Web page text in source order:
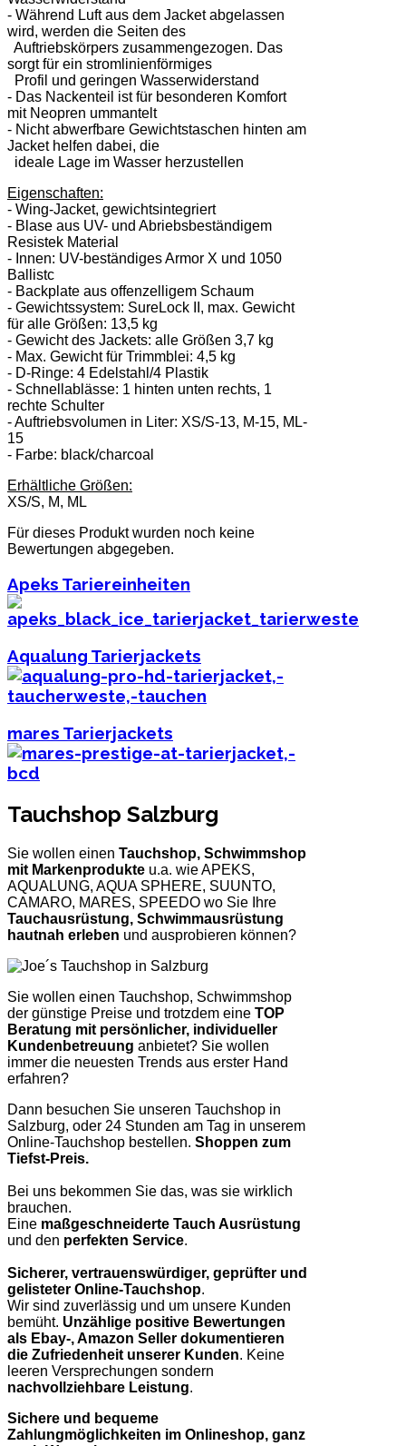
- Während Luft aus dem Jacket abgelassen
wird, werden die Seiten des
Auftriebskörpers zusammengezogen. Das
sorgt für ein stromlinienförmiges
Profil und geringen Wasserwiderstand
- Das Nackenteil ist für besonderen Komfort
mit Neopren ummantelt
- Nicht abwerfbare Gewichtstaschen hinten am
Jacket helfen dabei, die
ideale Lage im Wasser herzustellen
Eigenschaften:
- Wing-Jacket, gewichtsintegriert
- Blase aus UV- und Abriebsbeständigem
Resistek Material
- Innen: UV-beständiges Armor X und 1050
Ballistc
- Backplate aus offenzelligem Schaum
- Gewichtssystem: SureLock II, max. Gewicht
für alle Größen: 13,5 kg
- Gewicht des Jackets: alle Größen 3,7 kg
- Max. Gewicht für Trimmblei: 4,5 kg
- D-Ringe: 4 Edelstahl/4 Plastik
- Schnellablässe: 1 hinten unten rechts, 1
rechte Schulter
- Auftriebsvolumen in Liter: XS/S-13, M-15, ML-
15
- Farbe: black/charcoal
Erhältliche Größen:
XS/S, M, ML
Für dieses Produkt wurden noch keine
Bewertungen abgegeben.
Apeks Tariereinheiten
Aqualung Tarierjackets
mares Tarierjackets
Tauchshop Salzburg
Sie wollen einen Tauchshop, Schwimmshop
mit Markenprodukte u.a. wie APEKS,
AQUALUNG, AQUA SPHERE, SUUNTO,
CAMARO, MARES, SPEEDO wo Sie Ihre
Tauchausrüstung, Schwimmausrüstung
hautnah erleben und ausprobieren können?
Sie wollen einen Tauchshop, Schwimmshop
der günstige Preise und trotzdem eine TOP
Beratung mit persönlicher, individueller
Kundenbetreuung anbietet? Sie wollen
immer die neuesten Trends aus erster Hand
erfahren?
Dann besuchen Sie unseren Tauchshop in
Salzburg, oder 24 Stunden am Tag in unserem
Online-Tauchshop bestellen. Shoppen zum
Tiefst-Preis.
Bei uns bekommen Sie das, was sie wirklich
brauchen.
Eine maßgeschneiderte Tauch Ausrüstung
und den perfekten Service.
Sicherer, vertrauenswürdiger, geprüfter und
gelisteter Online-Tauchshop.
Wir sind zuverlässig und um unsere Kunden
bemüht. Unzählige positive Bewertungen
als Ebay-, Amazon Seller dokumentieren
die Zufriedenheit unserer Kunden. Keine
leeren Versprechungen sondern
nachvollziehbare Leistung.
Sichere und bequeme
Zahlungmöglichkeiten im Onlineshop, ganz